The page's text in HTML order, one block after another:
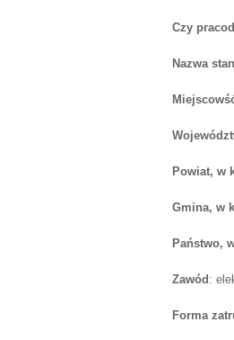
Czy
Nazwa
Powiat, w
Gmina, w
Państwo,
Zawód:
Forma